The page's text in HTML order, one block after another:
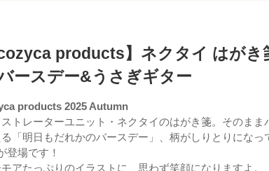
cozyca products】ネクタイ はがき
ースデー&うさぎギター
products 2025 Autumn
トレーターユニット・ネクタイのはがき箋。そのまま
「明日もだれかのバースデー」、柄がしりとりになっ
登場です！
アたっぷりのイラストに、思わず笑顔になりますよ。